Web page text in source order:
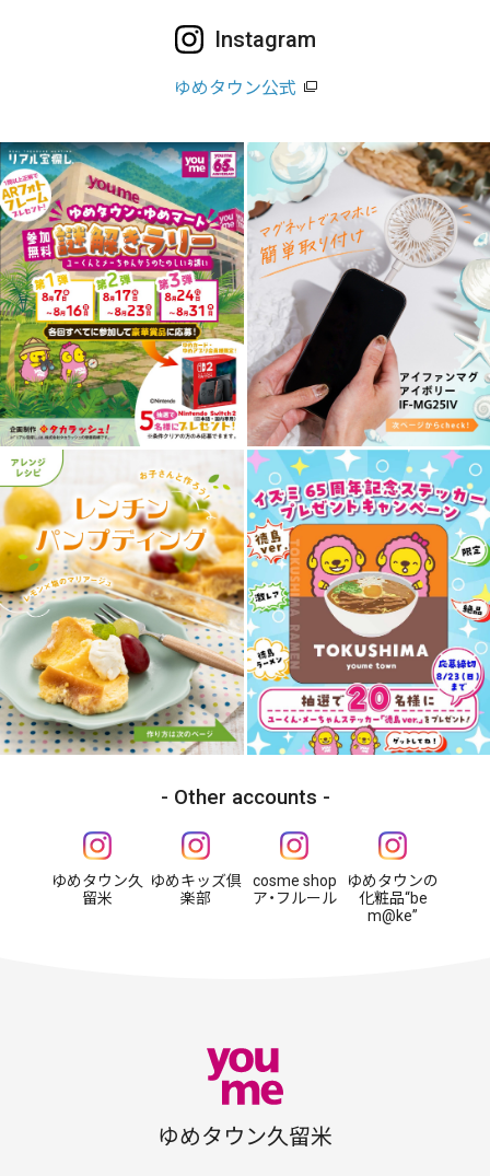
Instagram
ゆめタウン公式
Other accounts
ゆめタウン久
留米
ゆめキッズ倶
楽部
cosme shop
ア・フルール
ゆめタウンの
化粧品“be
m@ke”
ゆめタウン久留米